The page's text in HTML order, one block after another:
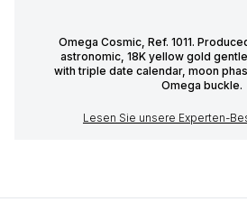
Omega Cosmic, Ref. 1011.
astronomic, 18K yellow gold
with triple date calendar, moon
Omega buckle.
Lesen Sie unsere Experten-